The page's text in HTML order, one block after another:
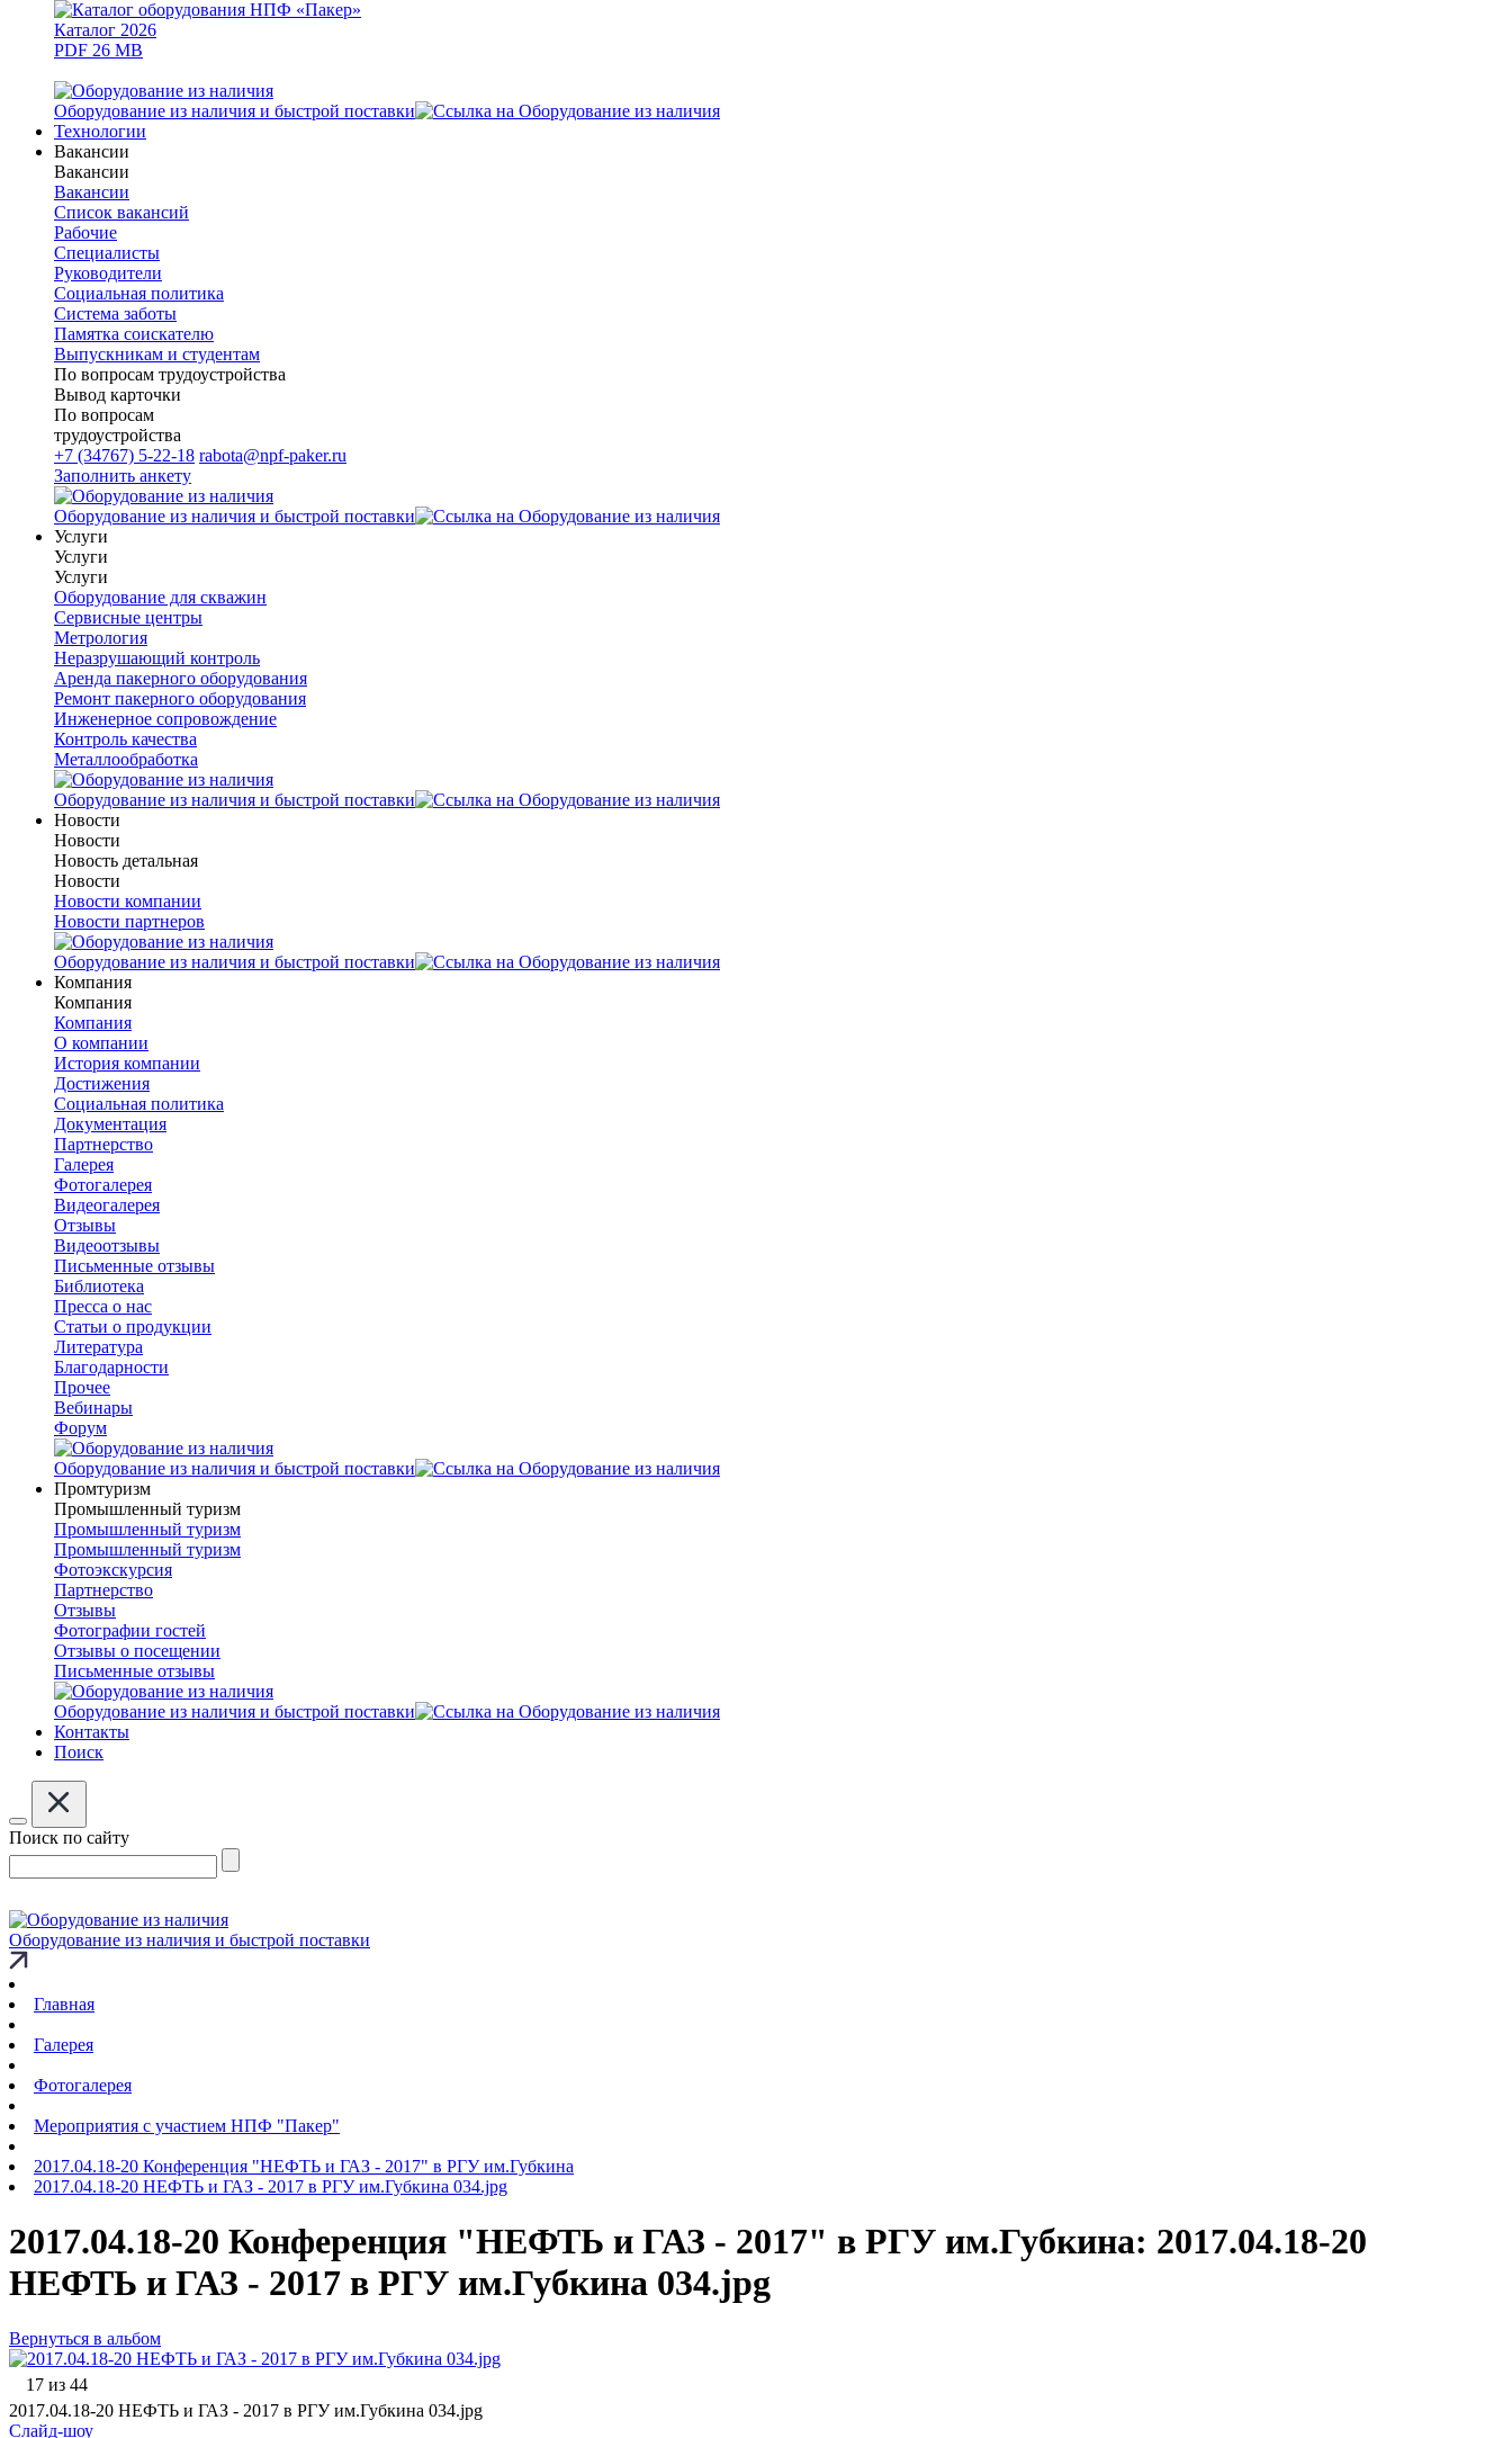
Каталог 2026
PDF 26 MB
Оборудование из наличия и быстрой поставки
Технологии
Вакансии
Вакансии
Вакансии
Список вакансий
Рабочие
Специалисты
Руководители
Cоциальная политика
Система заботы
Памятка соискателю
Выпускникам и студентам
По вопросам трудоустройства
Вывод карточки
По вопросам
трудоустройства
+7 (34767) 5-22-18 rabota@npf-paker.ru
Заполнить анкету
Оборудование из наличия и быстрой поставки
Услуги
Услуги
Услуги
Оборудование для скважин
Сервисные центры
Метрология
Неразрушающий контроль
Аренда пакерного оборудования
Ремонт пакерного оборудования
Инженерное сопровождение
Контроль качества
Металлообработка
Оборудование из наличия и быстрой поставки
Новости
Новости
Новость детальная
Новости
Новости компании
Новости партнеров
Оборудование из наличия и быстрой поставки
Компания
Компания
Компания
О компании
История компании
Достижения
Социальная политика
Документация
Партнерство
Галерея
Фотогалерея
Видеогалерея
Отзывы
Видеоотзывы
Письменные отзывы
Библиотека
Пресса о нас
Статьи о продукции
Литература
Благодарности
Прочее
Вебинары
Форум
Оборудование из наличия и быстрой поставки
Промтуризм
Промышленный туризм
Промышленный туризм
Промышленный туризм
Фотоэкскурсия
Партнерство
Отзывы
Фотографии гостей
Отзывы о посещении
Письменные отзывы
Оборудование из наличия и быстрой поставки
Контакты
Поиск
Поиск по сайту
Оборудование из наличия и быстрой поставки
Главная
Галерея
Фотогалерея
Мероприятия с участием НПФ "Пакер"
2017.04.18-20 Конференция "НЕФТЬ и ГАЗ - 2017" в РГУ им.Губкина
2017.04.18-20 НЕФТЬ и ГАЗ - 2017 в РГУ им.Губкина 034.jpg
2017.04.18-20 Конференция "НЕФТЬ и ГАЗ - 2017" в РГУ им.Губкина: 2017.04.18-20
НЕФТЬ и ГАЗ - 2017 в РГУ им.Губкина 034.jpg
Вернуться в альбом
17 из 44
2017.04.18-20 НЕФТЬ и ГАЗ - 2017 в РГУ им.Губкина 034.jpg
Слайд-шоу